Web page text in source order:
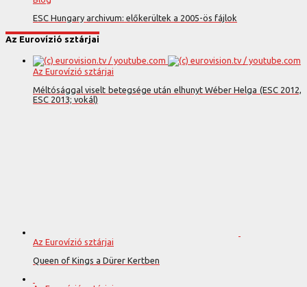
ESC Hungary archivum: előkerültek a 2005-ös fájlok
Az Eurovízió sztárjai
Az Eurovízió sztárjai
Méltósággal viselt betegsége után elhunyt Wéber Helga (ESC 2012,
ESC 2013; vokál)
Az Eurovízió sztárjai
Queen of Kings a Dürer Kertben